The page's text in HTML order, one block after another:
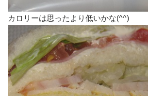
カロリーは思ったより低いかな(^^)